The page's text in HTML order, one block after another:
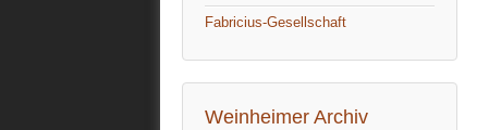
Fabricius-Gesellschaft
Weinheimer Archiv